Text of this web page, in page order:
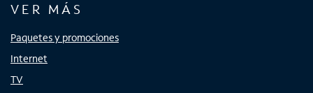
VER MÁS
Paquetes y promociones
Internet
TV